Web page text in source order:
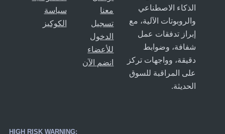
الذكاء الاصطناعي
والروبوتات الآلية، مع
إبراز تدفقات عمل
شفافة، وضوابط
دقيقة، وواجهات تركز
على المراقبة للسوق
الحديثة.
معنا
تسجيل
الدخول
للأعضاء
انضم الآن
سياسة
الكوكيز